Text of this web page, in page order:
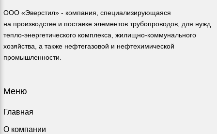
ООО «Эверстил» - компания, специализирующаяся
на производстве и поставке элементов трубопроводов, для нужд
тепло-энергетического комплекса, жилищно-коммунального
хозяйства, а также нефтегазовой и нефтехимической
промышленности.
Меню
Главная
О компании